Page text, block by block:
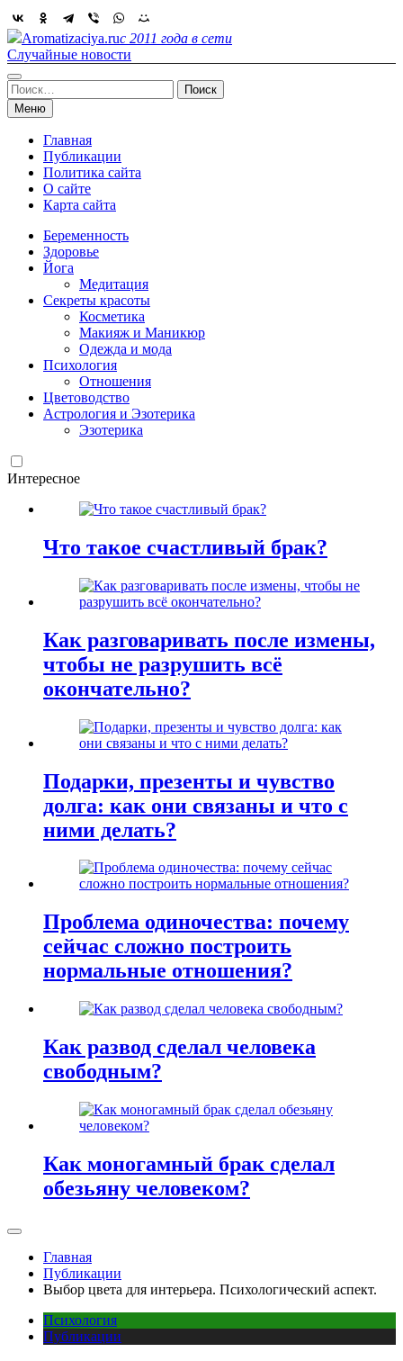
Skip
to
content
Aromatizaciya.ruс 2011 года в сети
Случайные новости
Найти:
Меню
Главная
Публикации
Политика сайта
О сайте
Карта сайта
Беременность
Здоровье
Йога
Медитация
Секреты красоты
Косметика
Макияж и Маникюр
Одежда и мода
Психология
Отношения
Цветоводство
Астрология и Эзотерика
Эзотерика
Интересное
Что такое счастливый брак?
Как разговаривать после измены,
чтобы не разрушить всё
окончательно?
Подарки, презенты и чувство
долга: как они связаны и что с
ними делать?
Проблема одиночества: почему
сейчас сложно построить
нормальные отношения?
Как развод сделал человека
свободным?
Как моногамный брак сделал
обезьяну человеком?
Главная
Публикации
Выбор цвета для интерьера. Психологический аспект.
Психология
Публикации